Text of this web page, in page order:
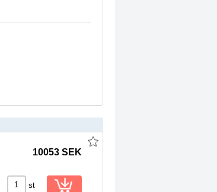
10053 SEK
st